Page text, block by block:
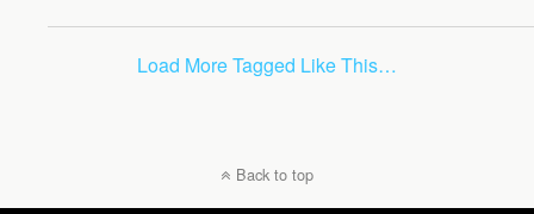
Load More Tagged Like This…
Back to top